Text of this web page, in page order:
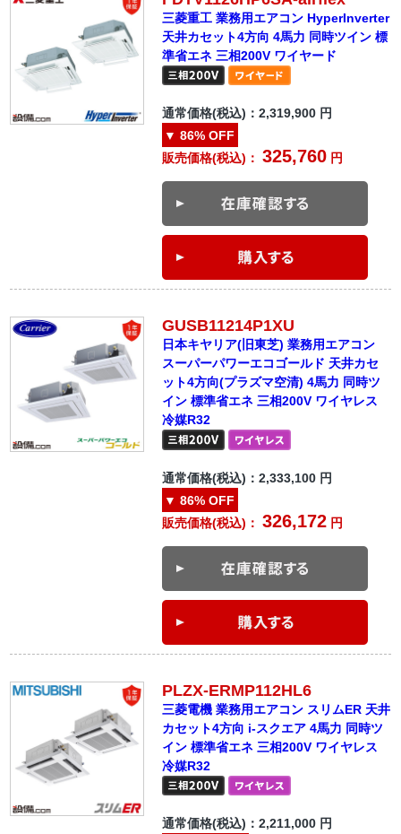
三菱重工 業務用エアコン HyperInverter
天井カセット4方向 4馬力 同時ツイン 標
準省エネ 三相200V ワイヤード
通常価格(税込)：2,319,900 円
▼ 86% OFF
販売価格(税込)：325,760 円
GUSB11214P1XU
日本キヤリア(旧東芝) 業務用エアコン
スーパーパワーエコゴールド 天井カセ
ット4方向(プラズマ空清) 4馬力 同時ツ
イン 標準省エネ 三相200V ワイヤレス
冷媒R32
通常価格(税込)：2,333,100 円
▼ 86% OFF
販売価格(税込)：326,172 円
PLZX-ERMP112HL6
三菱電機 業務用エアコン スリムER 天井
カセット4方向 i-スクエア 4馬力 同時ツ
イン 標準省エネ 三相200V ワイヤレス
冷媒R32
通常価格(税込)：2,211,000 円